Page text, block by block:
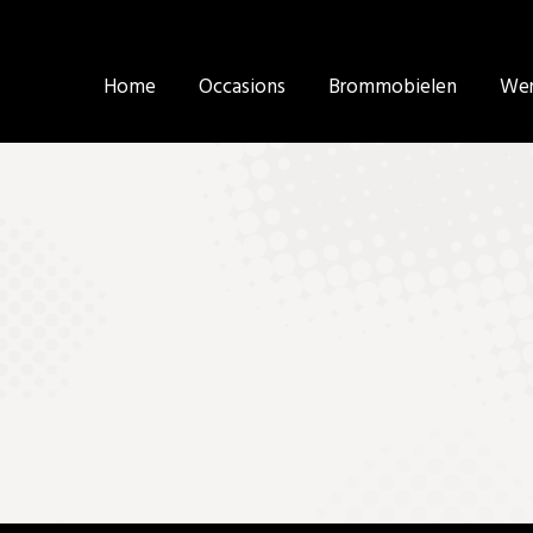
Home Occasions Brommobielen
Home Occasions Brommobielen